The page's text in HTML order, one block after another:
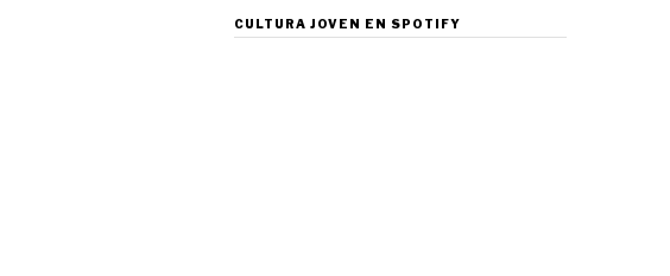
CULTURA JOVEN EN SPOTIFY